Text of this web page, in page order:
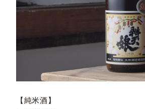
【純米酒】